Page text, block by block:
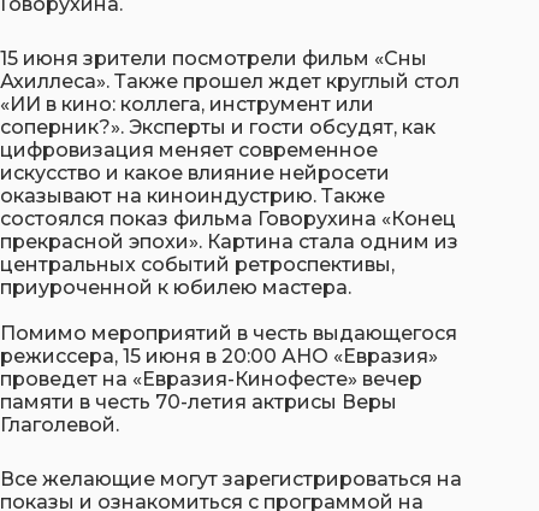
15 июня зрители посмотрели фильм «Сны
Ахиллеса». Также прошел ждет круглый стол
«ИИ в кино: коллега, инструмент или
соперник?». Эксперты и гости обсудят, как
цифровизация меняет современное
искусство и какое влияние нейросети
оказывают на киноиндустрию. Также
состоялся показ фильма Говорухина «Конец
прекрасной эпохи». Картина стала одним из
центральных событий ретроспективы,
приуроченной к юбилею мастера.
Помимо мероприятий в честь выдающегося
режиссера, 15 июня в 20:00 АНО «Евразия»
проведет на «Евразия-Кинофесте» вечер
памяти в честь 70-летия актрисы Веры
Глаголевой.
Все желающие могут зарегистрироваться на
показы и ознакомиться с программой на